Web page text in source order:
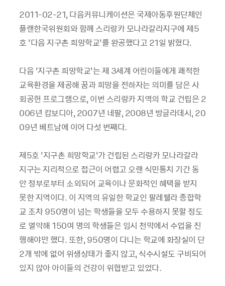
2011-02-21, 다음커뮤니케이션은 국제아동후원단체인
플랜한국위원회와 함께 스리랑카 모나라갈라지구에 제5
호 ‘다음 지구촌 희망학교’를 완공했다고 21일 밝혔다.
다음 ‘지구촌 희망학교’는 제 3세계 어린이들에게 쾌적한
교육환경을 제공해 꿈과 희망을 전하자는 의미를 담은 사
회공헌 프로그램으로, 이번 스리랑카 지역의 학교 건립은 2
006년 캄보디아, 2007년 네팔, 2008년 방글라데시, 20
09년 베트남에 이어 다섯 번째다.
제5호 ‘지구촌 희망학교’가 건립된 스리랑카 모나라갈라
지구는 지리적으로 접근이 어렵고 오랜 식민통치 기간 동
안 정부로부터 소외되어 교육이나 문화적인 혜택을 받지
못한 지역이다. 이 지역의 유일한 학교인 팔레웰라 종합학
교 조차 950명이 넘는 학생들을 모두 수용하지 못할 정도
로 열악해 150여 명의 학생들은 임시 천막에서 수업을 진
행해야만 했다. 또한, 950명이 다니는 학교에 화장실이 단
2개 밖에 없어 위생상태가 좋지 않고, 식수시설도 구비되어
있지 않아 아이들의 건강이 위협받고 있었다.